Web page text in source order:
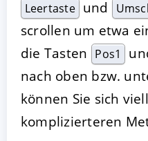
Leertaste und
scrollen um etwa
die Tasten Pos1
nach oben bzw.
können Sie sich
komplizierteren